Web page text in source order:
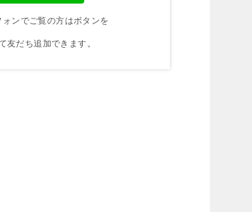
ンでご覧の方はボタンを
友だち追加できます。